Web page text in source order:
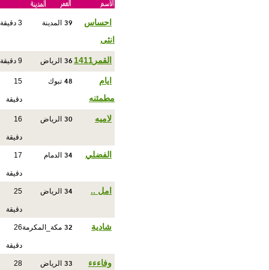
احساس
انثى
39 المدينة 3 دقيقة
القمر1411 36 الرياض 9 دقيقة
ايام
مطمئنه
48 تبوك 15
دقيقة
لاميه 30 الرياض 16
دقيقة
الفضلي 34 الدمام 17
دقيقة
امل .. 34 الرياض 25
دقيقة
شادية 32 مكة_المكرمة26
دقيقة
وفاءءء
33 الرياض 28